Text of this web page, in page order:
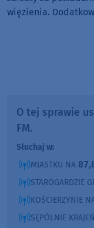
więzienia.
O tej sprawie
FM.
Słuchaj w:
MIASTKU NA
STAROGARDZIE
KOŚCIERZYNIE
SĘPÓLNIE